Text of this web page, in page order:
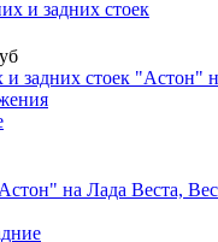
задних стоек "Астон"
на Лада Веста,